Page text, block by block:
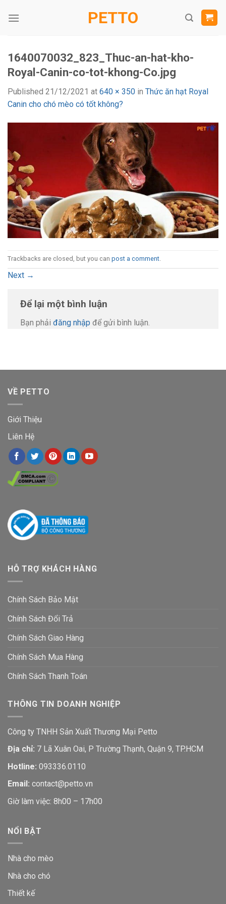
PETTO
1640070032_823_Thuc-an-hat-kho-
Royal-Canin-co-tot-khong-Co.jpg
Published 21/12/2021 at 640 × 350 in Thức ăn hạt Royal
Canin cho chó mèo có tốt không?
Trackbacks are closed, but you can post a comment.
Next →
Để lại một bình luận
Bạn phải đăng nhập để gửi bình luận.
VỀ PETTO
Giới Thiệu
Liên Hệ
HỖ TRỢ KHÁCH HÀNG
Chính Sách Bảo Mật
Chính Sách Đổi Trả
Chính Sách Giao Hàng
Chính Sách Mua Hàng
Chính Sách Thanh Toán
THÔNG TIN DOANH NGHIỆP
Công ty TNHH Sản Xuất Thương Mại Petto
Địa chỉ: 7 Lã Xuân Oai, P Trường Thạnh, Quận 9, TP.HCM
Hotline: 093336.0110
Email: contact@petto.vn
Giờ làm việc: 8h00 – 17h00
NỔI BẬT
Nhà cho mèo
Nhà cho chó
Thiết kế